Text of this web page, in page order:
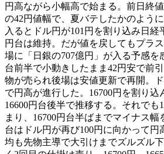
円高ながら小幅高で始まる。前日終値
の42円値幅で、夏バテしたかのよう
入るとドル円が101円を割り込み日経
円台は維持。だが値を戻してもプラ
場に「日銀の707億円」が入る予感を
台前半で小動きしたまま42円安で前
物が売られ後場は安値更新で再開。
で円高が進行した。16700円を割り込
16600円台後半で推移する。それで
まり、16700円台半ばまでマイナス
台はドル円が再び100円に向かって円
均も先物主導で大引けまでズルズル